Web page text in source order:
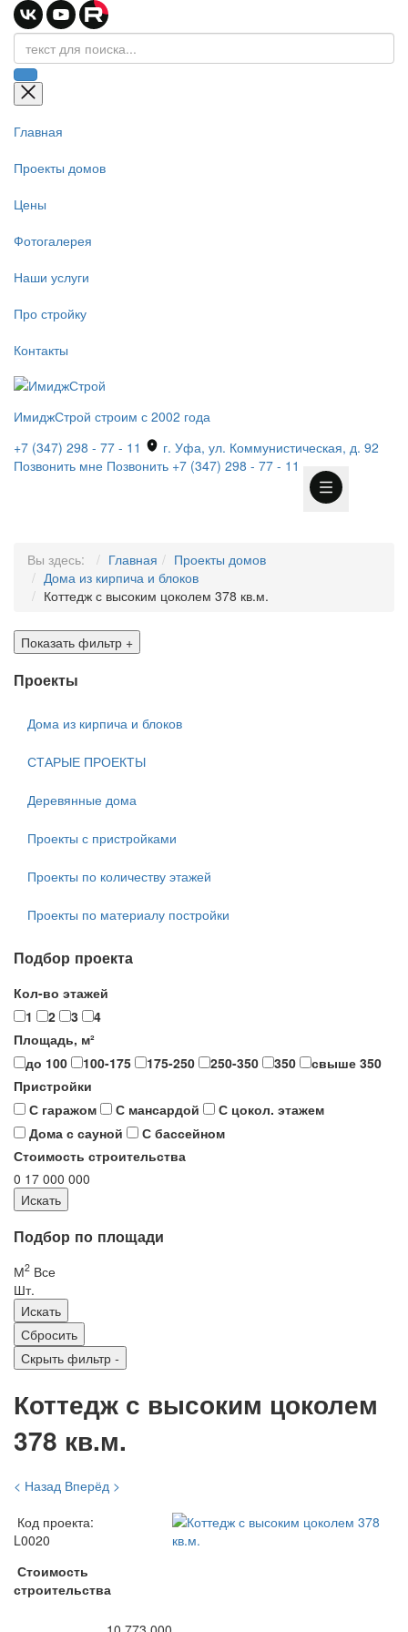
Главная
Проекты домов
Цены
Фотогалерея
Наши услуги
Про стройку
Контакты
ИмиджСтрой строим с 2002 года
+7 (347) 298 - 77 - 11
г. Уфа, ул. Коммунистическая, д. 92
Позвонить мне Позвонить +7 (347) 298 - 77 - 11
Вы здесь: Главная
Проекты домов
Дома из кирпича и блоков
Коттедж с высоким цоколем 378 кв.м.
Показать фильтр +
Проекты
Дома из кирпича и блоков
СТАРЫЕ ПРОЕКТЫ
Деревянные дома
Проекты с пристройками
Проекты по количеству этажей
Проекты по материалу постройки
Подбор проекта
Кол-во этажей
1
2 3
4
Площадь, м²
до 100
100-175 175-250 250-350 350
свыше 350
Пристройки
С гаражом
С мансардой
С цокол. этажем
Дома с сауной
С бассейном
Стоимость строительства
0 17 000 000
Подбор по площади
М2 Все
Шт.
Скрыть фильтр -
Коттедж с высоким цоколем
378 кв.м.
< Назад Вперёд >
Код проекта:
L0020
Стоимость
строительства